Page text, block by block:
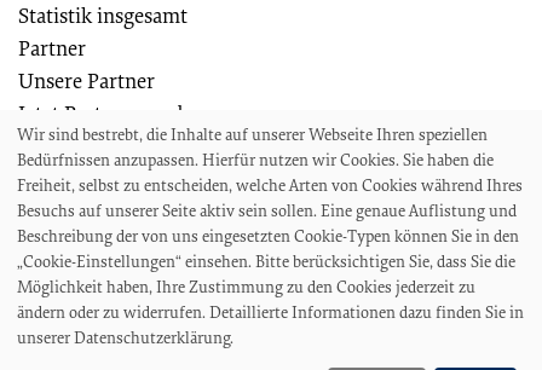
Statistik insgesamt
Partner
Unsere Partner
Jetzt Partner werden
Weiteres
Die Bremer SV Fußballschule
Wir suchen
Auszeichnungen und Ehrungen
Projekte und Veranstaltungen
Akkreditierungen und Presseanfragen
Impressum
Wir sind bestrebt, die Inhalte auf unserer Webseite Ihren speziellen
Bedürfnissen anzupassen. Hierfür nutzen wir Cookies. Sie haben die
Freiheit, selbst zu entscheiden, welche Arten von Cookies während Ihres
Besuchs auf unserer Seite aktiv sein sollen. Eine genaue Auflistung und
Beschreibung der von uns eingesetzten Cookie-Typen können Sie in den
„Cookie-Einstellungen“ einsehen. Bitte berücksichtigen Sie, dass Sie die
Möglichkeit haben, Ihre Zustimmung zu den Cookies jederzeit zu
ändern oder zu widerrufen. Detaillierte Informationen dazu finden Sie in
unserer Datenschutzerklärung.